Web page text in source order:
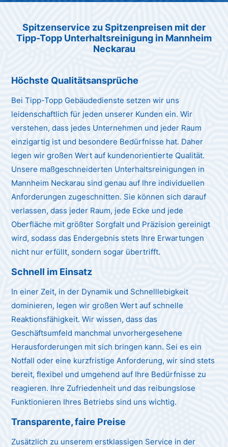
Spitzenservice zu Spitzenpreisen mit der
Tipp-Topp Unterhaltsreinigung in Mannheim
Neckarau
Höchste Qualitätsansprüche
Bei Tipp-Topp Gebäudedienste setzen wir uns
leidenschaftlich für jeden unserer Kunden ein. Wir
verstehen, dass jedes Unternehmen und jeder Raum
einzigartig ist und besondere Bedürfnisse hat. Daher
legen wir großen Wert auf kundenorientierte Qualität.
Unsere maßgeschneiderten Unterhaltsreinigungen in
Mannheim Neckarau sind genau auf Ihre individuellen
Anforderungen zugeschnitten. Sie können sich darauf
verlassen, dass jeder Raum, jede Ecke und jede
Oberfläche mit größter Sorgfalt und Präzision gereinigt
wird, sodass das Endergebnis stets Ihre Erwartungen
nicht nur erfüllt, sondern sogar übertrifft.
Schnell im Einsatz
In einer Zeit, in der Dynamik und Schnelllebigkeit
dominieren, legen wir großen Wert auf schnelle
Reaktionsfähigkeit. Wir wissen, dass das
Geschäftsumfeld manchmal unvorhergesehene
Herausforderungen mit sich bringen kann. Sei es ein
Notfall oder eine kurzfristige Anforderung, wir sind stets
bereit, flexibel und umgehend auf Ihre Bedürfnisse zu
reagieren. Ihre Zufriedenheit und das reibungslose
Funktionieren Ihres Betriebs sind uns wichtig.
Transparente, faire Preise
Zusätzlich zu unserem erstklassigen Service in der